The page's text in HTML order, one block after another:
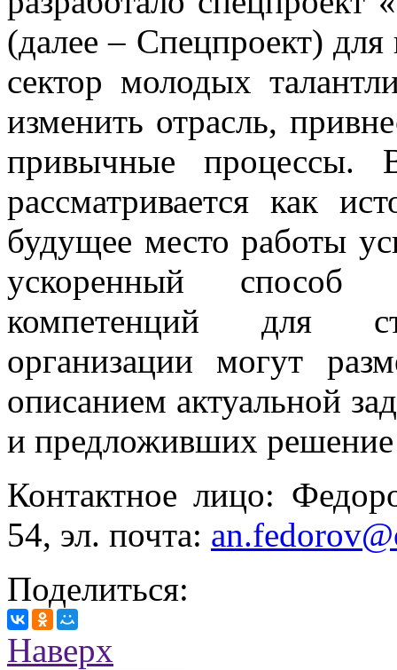
(далее – Спецпроект)
сектор молодых
изменить отрасль,
привычные
рассматривается как
будущее место работы
ускоренный способ
компетенций для
организации могут
описанием актуальной
и предложивших
Контактное лицо:
54, эл. почта:
Поделиться:
Наверх